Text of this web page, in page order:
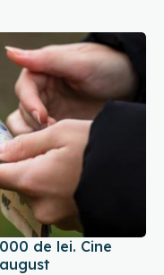
de lei. Cine